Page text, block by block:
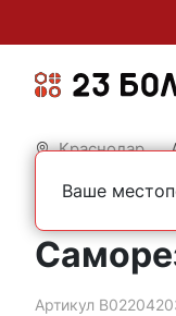
Краснодар
Главная Строительный
Артикул
Ваше